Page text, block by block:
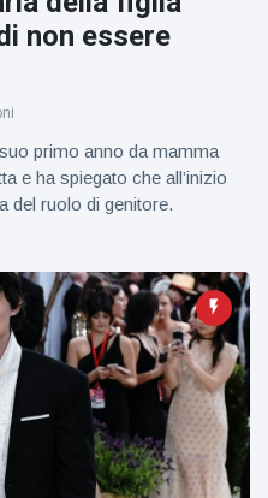
non essere
primo anno da mamma
e ha spiegato che all’inizio
del ruolo di genitore.